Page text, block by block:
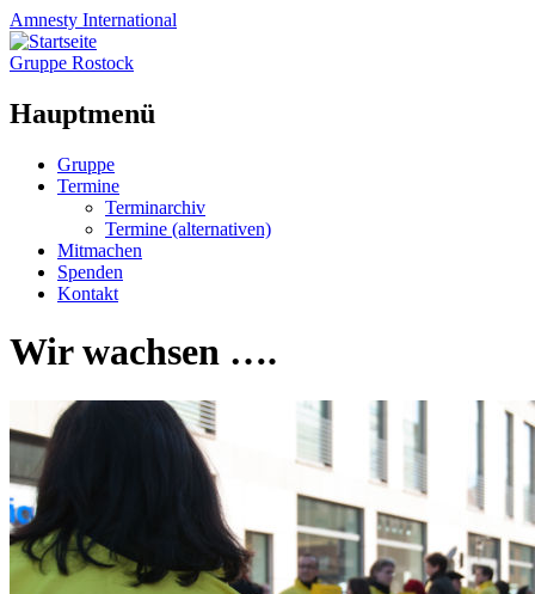
Amnesty International
Gruppe Rostock
Hauptmenü
Zum
Inhalt
Gruppe
Termine
Terminarchiv
Termine (alternativen)
Mitmachen
Spenden
Kontakt
Wir wachsen ….